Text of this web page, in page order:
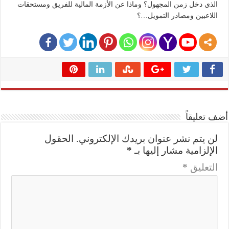
الذي دخل زمن المجهول؟ وماذا عن الأزمة المالية للفريق ومستحقات
اللاعبين ومصادر التمويل…؟
أضف تعليقاً
لن يتم نشر عنوان بريدك الإلكتروني.
الحقول
الإلزامية مشار إليها بـ *
التعليق *